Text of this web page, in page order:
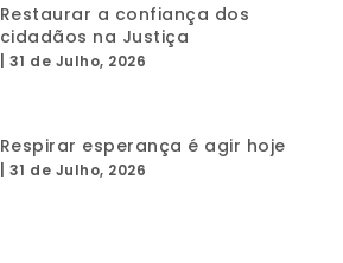
Restaurar a confiança dos
cidadãos na Justiça
31 de Julho, 2026
Respirar esperança é agir hoje
31 de Julho, 2026